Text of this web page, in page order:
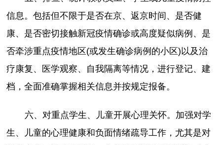
信息。包括但不限于是否在京、返京时间、是否健
康、是否密切接触新冠疫情确诊或高度疑似病例、是
否牵涉重点疫情地区(或发生确诊病例的小区)以及治
疗康复、医学观察、自我隔离等情况，进行登记、建
档，全面准确掌握相关信息并按规定报备。
六、对重点学生、儿童开展心理关怀。加强对学
生、儿童的心理健康和负面情绪疏导工作，尤其是对